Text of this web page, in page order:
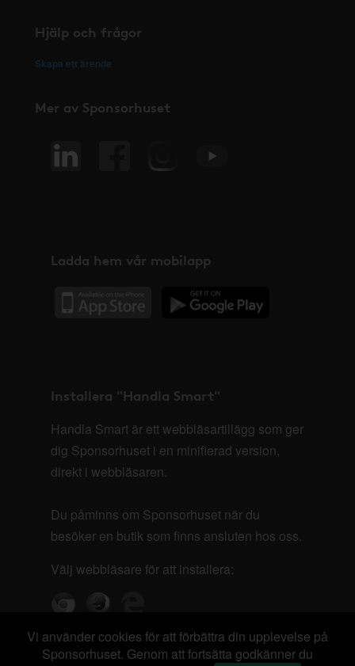
Hjälp och frågor
Skapa ett ärende
Mer av Sponsorhuset
Ladda hem vår mobilapp
Installera "Handla Smart"
Handla Smart är ett webbläsartillägg som ger
dig Sponsorhuset i en minifierad version,
direkt i webbläsaren.
Du påminns om Sponsorhuset när du
besöker en butik som finns ansluten hos oss.
Välj webbläsare för att installera:
Vi använder cookies för att förbättra din upplevelse på
Sponsorhuset. Genom att fortsätta godkänner du